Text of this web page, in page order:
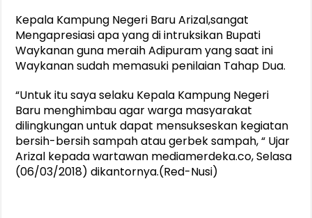
Kepala Kampung Negeri Baru Arizal,sangat
Mengapresiasi apa yang di intruksikan Bupati
Waykanan guna meraih Adipuram yang saat ini
Waykanan sudah memasuki penilaian Tahap Dua.
“Untuk itu saya selaku Kepala Kampung Negeri
Baru menghimbau agar warga masyarakat
dilingkungan untuk dapat mensukseskan kegiatan
bersih-bersih sampah atau gerbek sampah, “ Ujar
Arizal kepada wartawan mediamerdeka.co, Selasa
(06/03/2018) dikantornya.(Red-Nusi)